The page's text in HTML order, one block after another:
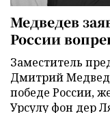
Медведев
России
Заместитель
Дмитрий
победе России,
Урсулу фон дер